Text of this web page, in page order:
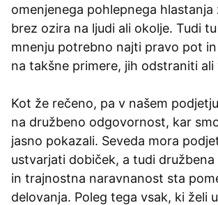
omenjenega pohlepnega
brez ozira na ljudi ali okolje. Tudi
mnenju potrebno najti pravo pot
na takšne primere, jih odstraniti ali
Kot že rečeno, pa v našem
na družbeno odgovornost, kar
jasno pokazali. Seveda mora
ustvarjati dobiček, a tudi
in trajnostna naravnanost sta
delovanja. Poleg tega vsak, ki želi